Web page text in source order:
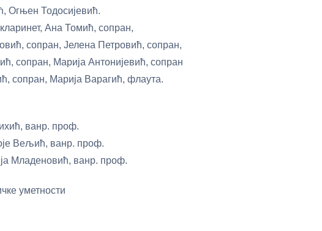
Огњен Тодосијевић.
Ана Томић, сопран,
сопран, Јелена Петровић, сопран,
сопран, Марија Антонијевић, сопран
сопран, Марија Варагић, флаута.
ванр. проф.
Вељић, ванр. проф.
Младеновић, ванр. проф.
уметности